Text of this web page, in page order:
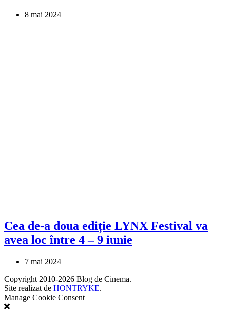
8 mai 2024
Cea de-a doua ediție LYNX Festival va
avea loc între 4 – 9 iunie
7 mai 2024
Copyright 2010-2026 Blog de Cinema.
Site realizat de HONTRYKE.
Manage Cookie Consent